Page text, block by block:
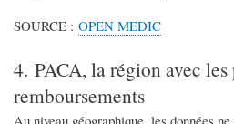
SOURCE : OPEN MEDIC
4. PACA, la région avec
remboursements
Au niveau géographique, les données